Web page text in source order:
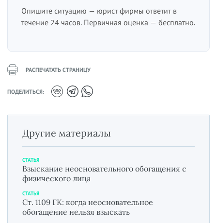
Опишите ситуацию — юрист фирмы ответит в
течение 24 часов. Первичная оценка — бесплатно.
РАСПЕЧАТАТЬ СТРАНИЦУ
ПОДЕЛИТЬСЯ:
Другие материалы
СТАТЬЯ
Взыскание неосновательного обогащения с
физического лица
СТАТЬЯ
Ст. 1109 ГК: когда неосновательное
обогащение нельзя взыскать